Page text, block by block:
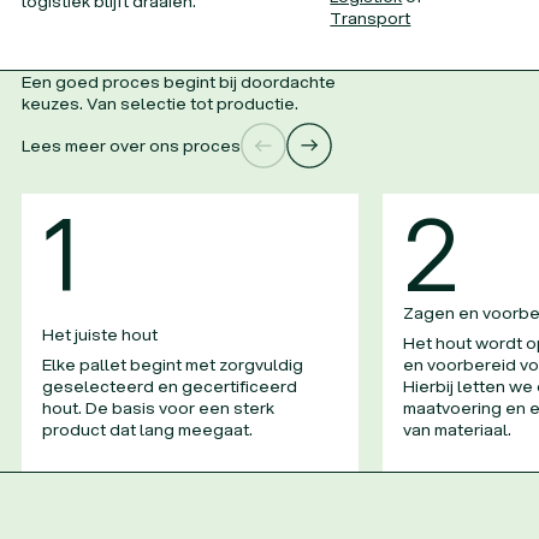
Vacatures
Vacatures
Transport
Een goed proces begint bij doordachte
keuzes. Van selectie tot productie.
Lees meer over ons proces
1
Het juiste hout
Elke pallet begint met zorgvuldig
geselecteerd en gecertificeerd
hout. De basis voor een sterk
product dat lang meegaat.
2
Zagen en
Het hout wordt
en voorbereid
Hierbij letten we
maatvoering en
van materiaal.